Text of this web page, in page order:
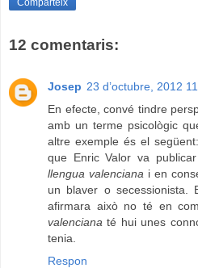
12 comentaris:
Josep 23 d’octubre, 2012
En efecte, convé tindre
amb un terme psicològic
altre exemple és el
que Enric Valor va
llengua valenciana i en
un blaver o secessionista.
afirmara això no té en
valenciana té hui unes
tenia.
Respon